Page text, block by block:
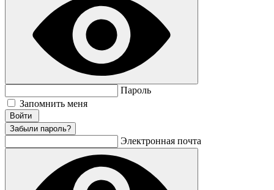
Пароль
Запомнить меня
Забыли пароль?
Электронная почта